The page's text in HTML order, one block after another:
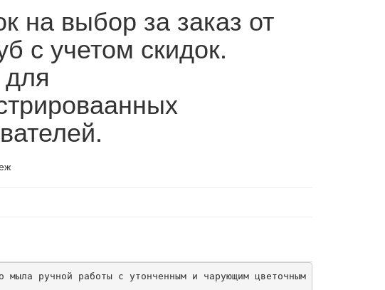
на выбор за заказ от
с учетом скидок.
мыла ручной работы с утонченным и чарующим цветочным